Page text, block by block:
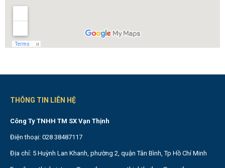
THÔNG TIN LIÊN HỆ
Công Ty TNHH TM SX Vạn Thịnh
Điện thoại: 028 38487117
Địa chỉ: 5 Huỳnh Lan Khanh, phường 2, quận Tân Bình, Tp Hồ Chí Minh